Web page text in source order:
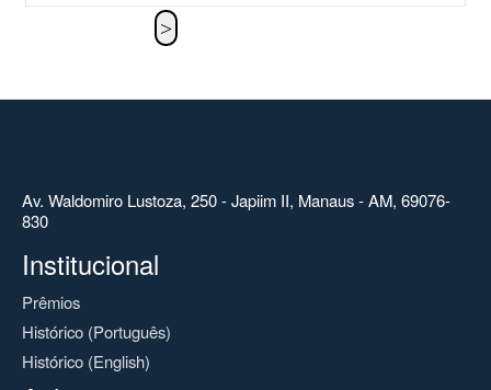
Av. Waldomiro Lustoza, 250 - Japiim II, Manaus - AM, 69076-
830
Institucional
Prêmios
Histórico (Português)
Histórico (English)